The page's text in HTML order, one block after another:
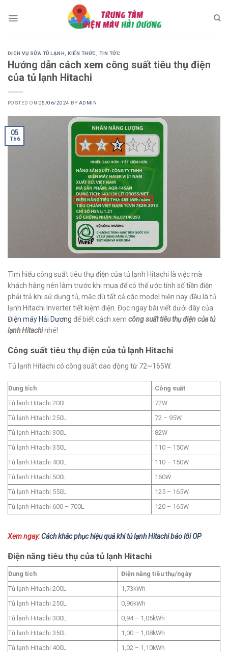
DỊCH VỤ SỬA TỦ LẠNH ,KIẾN THỨC TIN TỨC
Hướng dẫn cách xem công suất tiêu thụ điện
của tủ lạnh Hitachi
POSTED ON 05/06/2024 BY ADMIN
05
Th6
Tìm hiểu công suất tiêu thụ điện của tủ lạnh Hitachi là việc mà
khách hàng nên làm trước khi mua để có thể ước tính số tiền điện
phải trả khi sử dụng tủ, mặc dù tất cả các model hiện nay đều là tủ
lạnh Hitachi Inverter tiết kiệm điện. Đọc ngay bài viết dưới đây của
Điện máy Hải Dương để biết cách xem công suất tiêu thụ điện của tủ
lạnh Hitachinhé!
Công suất tiêu thụ điện của tủ lạnh Hitachi
Tủ lạnh Hitachi có công suất dao động từ 72~165W.
Dung tích
Công suất
Tủ lạnh Hitachi 200L
72W
Tủ lạnh Hitachi 250L
72 – 95W
Tủ lạnh Hitachi 300L
82W
Tủ lạnh Hitachi 350L
110 – 150W
Tủ lạnh Hitachi 400L
110 – 150W
Tủ lạnh Hitachi 500L
160W
Tủ lạnh Hitachi 550L
125 – 165W
Tủ lạnh Hitachi 600 – 700L
120 – 165W
Xem ngay:Cách khắc phục hiệu quả khi tủ lạnh Hitachi báo lỗi OP
Điện năng tiêu thụ của tủ lạnh Hitachi
Dung tích
Điện năng tiêu thụ/ngày
Tủ lạnh Hitachi 200L
1,73kWh
Tủ lạnh Hitachi 250L
0,96kWh
Tủ lạnh Hitachi 300L
0,94 – 1,05kWh
Tủ lạnh Hitachi 350L
1,00 – 1,08kWh
Tủ lạnh Hitachi 400L
1,02 – 1,10kWh